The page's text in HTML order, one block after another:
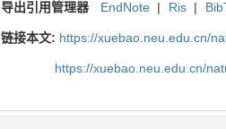
导出引用管理器 EndNote | Ris |
链接本文: https://xuebao.neu.edu.cn/
https://xuebao.neu.edu.cn/